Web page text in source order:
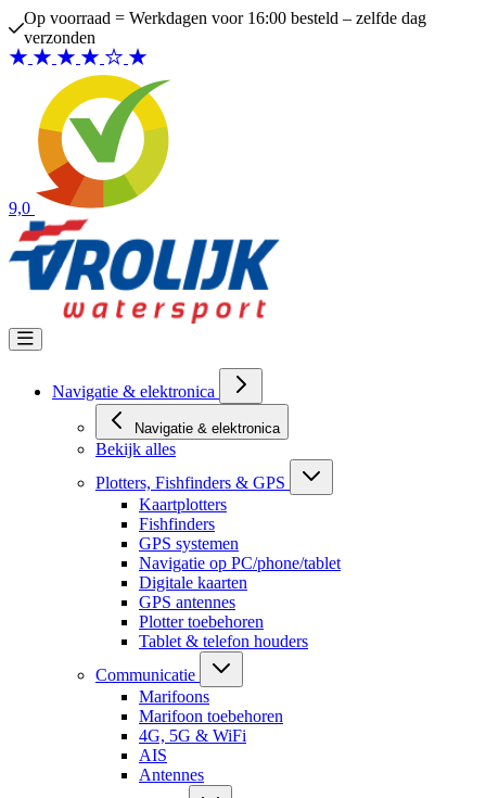
Ga naar de inhoud
Op voorraad = Werkdagen voor 16:00 besteld – zelfde dag
verzonden
9,0
Navigatie & elektronica
Navigatie & elektronica
Bekijk alles
Plotters, Fishfinders & GPS
Kaartplotters
Fishfinders
GPS systemen
Navigatie op PC/phone/tablet
Digitale kaarten
GPS antennes
Plotter toebehoren
Tablet & telefon houders
Communicatie
Marifoons
Marifoon toebehoren
4G, 5G & WiFi
AIS
Antennes